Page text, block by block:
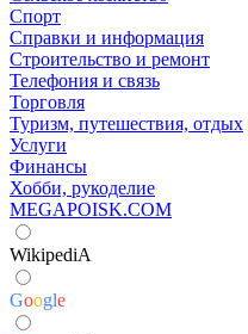
Спорт
Справки и информация
Строительство и ремонт
Телефония и связь
Торговля
Туризм, путешествия, отдых
Услуги
Финансы
Хобби, рукоделие
MEGAPOISK.COM
WikipediA
Google